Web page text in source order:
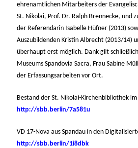
ehrenamtlichen Mitarbeiters der
St. Nikolai, Prof. Dr. Ralph Brennecke, und
der Referendarin Isabelle Hüfner (2013)
Auszubildenden Kristin Albrecht (2013/14)
überhaupt erst möglich. Dank gilt
Museums Spandovia Sacra, Frau Sabine
der Erfassungsarbeiten vor Ort.
Bestand der St. Nikolai-Kirchenbibliothek im
http://sbb.berlin/7a581u
VD 17-Nova aus Spandau in den
http://sbb.berlin/1i8dbk